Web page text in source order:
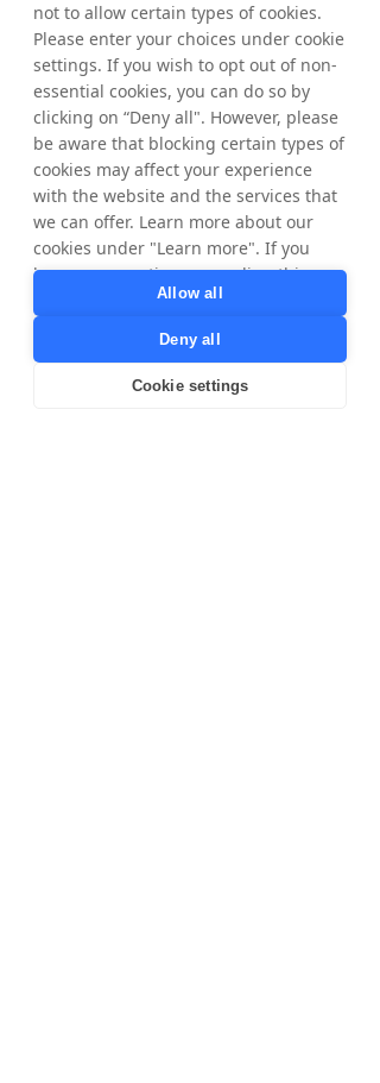
konnten.
Tradedoubler legt Wert auf eine enge
Zusammenarbeit mit jedem Kunden und
hilft ihm, Umsatz zu erzielen und auf
nationaler und internationaler Ebene
erfolgreich zu sein. Zu den Werbekunden
von Tradedoubler zählen American Express,
ClubMed, Disney, Expedia und CDON. Die
Aktie ist an der Nasdaq OMX der
Stockholmer Börse notiert. Weitere
Informationen finden Sie unter
www.tradedoubler.com
Download the English Press Release
not to allow certain types of cookies.
Please enter your choices under cookie
settings. If you wish to opt out of non-
essential cookies, you can do so by
clicking on “Deny all". However, please
be aware that blocking certain types of
cookies may affect your experience
with the website and the services that
we can offer. Learn more about our
cookies under "Learn more". If you
have any questions regarding this,
privacy@tradedoubler.com
dpo@tradedoubler.com
read more about our data processing
Allow all
Deny all
Cookie settings